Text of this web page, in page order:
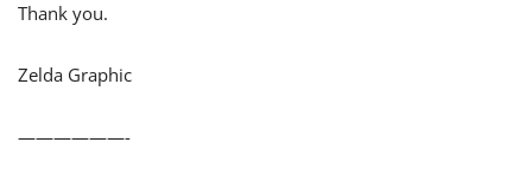
Thank you.
Zelda Graphic
——————-